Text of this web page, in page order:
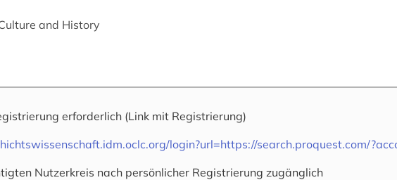
and History
erforderlich (Link mit Registrierung)
login?url=https://search.proquest.com/
Nutzerkreis nach persönlicher Registrierung zugänglich